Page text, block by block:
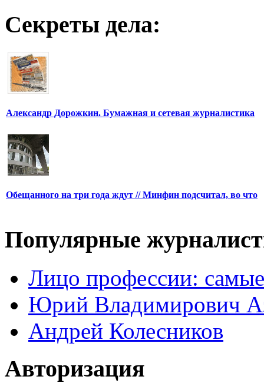
Секреты дела:
Александр Дорожкин. Бумажная и сетевая журналистика
Обещанного на три года ждут // Минфин подсчитал, во что
Популярные
Лицо профессии:
Юрий Владимирович
Андрей Колесников
Авторизация